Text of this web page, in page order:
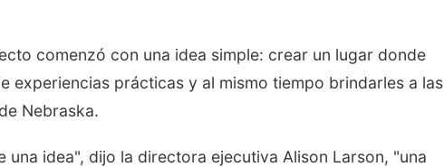
comenzó con una idea simple: crear un lugar donde
experiencias prácticas y al mismo tiempo brindarles a las
Nebraska.
una idea", dijo la directora ejecutiva Alison Larson, "una